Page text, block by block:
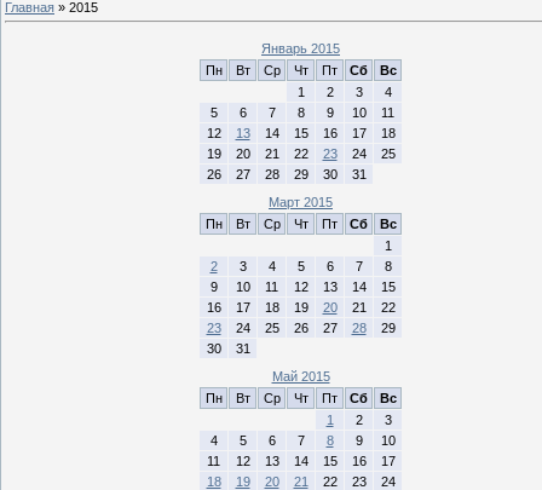
Главная » 2015
Январь 2015
Пн
Вт Ср Чт Пт Сб
Вс
1
2 3
4
5
6 7 8 9 10
11
12
13 14 15 16 17
18
19
20 21 22 23 24
25
26
27 28 29 30
31
Март 2015
Пн
Вт Ср Чт Пт Сб
Вс
1
2
3 4 5 6 7
8
9
10 11 12 13 14
15
16
17 18 19 20 21
22
23
24 25 26 27 28
29
30
31
Май 2015
Пн
Вт Ср Чт Пт Сб
Вс
1
2
3
4
5 6 7 8 9
10
11
12 13 14 15 16
17
18
19 20 21 22 23
24